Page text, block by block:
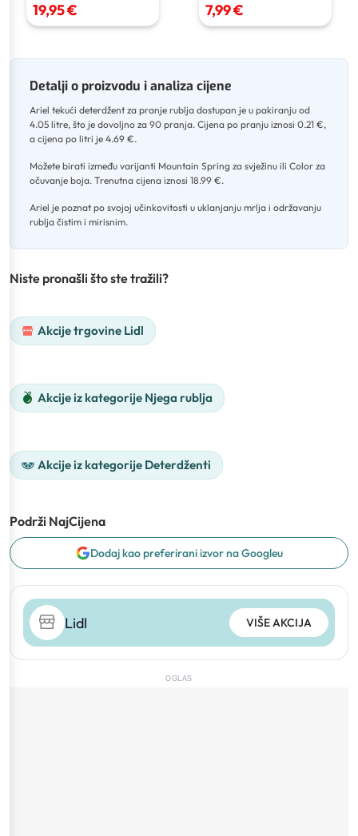
19,95 € 7,99 €
Detalji o proizvodu i analiza cijene
Ariel tekući deterdžent za pranje rublja dostupan je u pakiranju od
4.05 litre, što je dovoljno za 90 pranja. Cijena po pranju iznosi 0.21 €,
a cijena po litri je 4.69 €.
Možete birati između varijanti Mountain Spring za svježinu ili Color za
očuvanje boja. Trenutna cijena iznosi 18.99 €.
Ariel je poznat po svojoj učinkovitosti u uklanjanju mrlja i održavanju
rublja čistim i mirisnim.
Niste pronašli što ste tražili?
Akcije trgovine Lidl
Akcije iz kategorije Njega rublja
Akcije iz kategorije Deterdženti
Podrži NajCijena
Dodaj kao preferirani izvor na Googleu
Lidl VIŠE AKCIJA
OGLAS